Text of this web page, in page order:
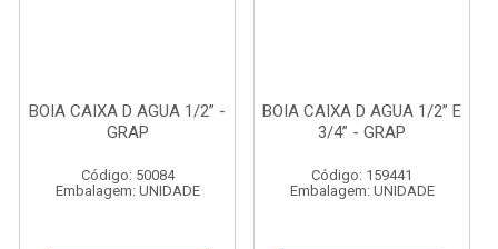
BOIA CAIXA D AGUA 1/2” -
GRAP
Código: 50084
Embalagem: UNIDADE
BOIA CAIXA D AGUA 1/2” E
3/4” - GRAP
Código: 159441
Embalagem: UNIDADE